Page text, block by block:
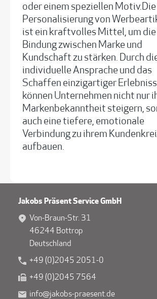
oder einem speziellen Motiv.Die
Personalisierung von
ist ein kraftvolles Mittel, um die
Bindung zwischen Marke und
Kundschaft zu stärken. Durch
individuelle Ansprache und das
Schaffen einzigartiger
können Unternehmen nicht nur
Markenbekanntheit steigern,
auch eine tiefere, emotionale
Verbindung zu ihrem
aufbauen.
Jakobs Präsent Service GmbH
Von-Braun-Str. 31
46244 Bottrop
Deutschland
+49 (0)2045 2051-0
+49 (0)2045 7564
info@jakobs-praesent.de